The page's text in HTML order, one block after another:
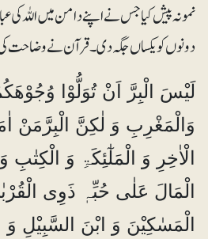
نمونہ پیش کیا جس نے اپنے دامن میں اللہ کی
دونوں کو یکساں جگہ دی۔ قرآن نے وضاحت
لَیْسَ الْبِرَّ اَنْ تُوَلُّوْا
وَالْمَغْرِبِ وَ لٰکِنَّ الْبِرَّمَنْ
الْاٰخِرِ وَ الْمَلٰٓئِکَۃِ وَ الْکِتٰبِ
الْمَالَ عَلٰی حُبِّہٖ ذَوِی
الْمَسٰکِیْنَ وَ ابْنَ السَّبِیْلِ وَ